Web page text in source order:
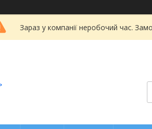
Зараз у компанії неробочий час.